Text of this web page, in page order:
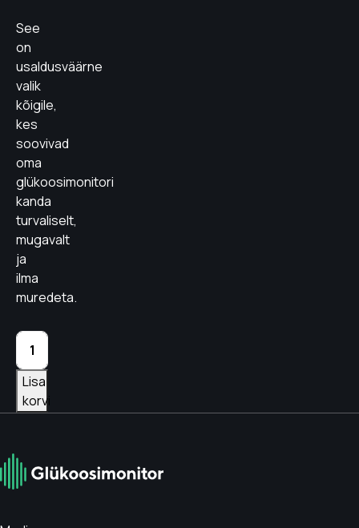
See
on
usaldusväärne
valik
kõigile,
kes
soovivad
oma
glükoosimonitori
kanda
turvaliselt,
mugavalt
ja
ilma
muredeta.
Glükoosimonitori
katteplaaster AIR
MITMEVÄRVILINE
kogus
Lisa
korvi